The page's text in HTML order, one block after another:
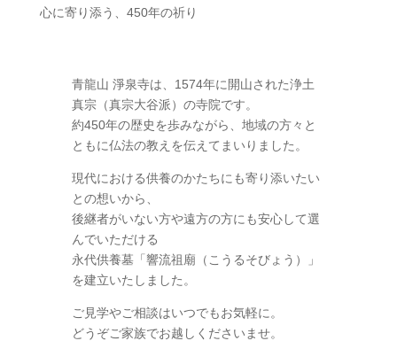
心に寄り添う、450年の祈り
青龍山 淨泉寺は、1574年に開山された浄土
真宗（真宗大谷派）の寺院です。
約450年の歴史を歩みながら、地域の方々と
ともに仏法の教えを伝えてまいりました。
現代における供養のかたちにも寄り添いたい
との想いから、
後継者がいない方や遠方の方にも安心して選
んでいただける
永代供養墓「響流祖廟（こうるそびょう）」
を建立いたしました。
ご見学やご相談はいつでもお気軽に。
どうぞご家族でお越しくださいませ。